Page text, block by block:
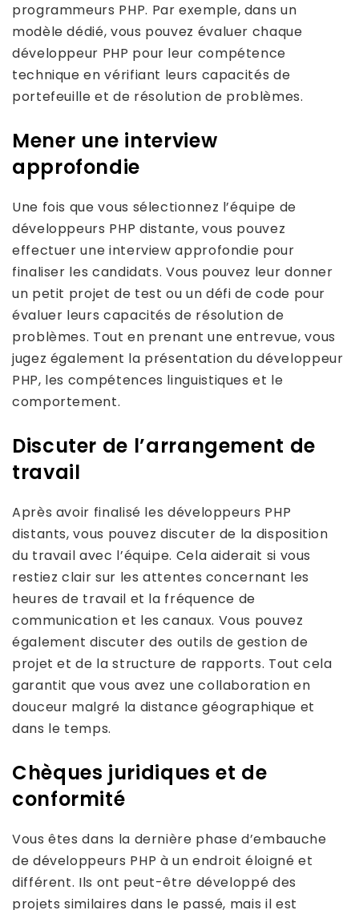
programmeurs PHP. Par exemple, dans un
modèle dédié, vous pouvez évaluer chaque
développeur PHP pour leur compétence
technique en vérifiant leurs capacités de
portefeuille et de résolution de problèmes.
Mener une interview
approfondie
Une fois que vous sélectionnez l’équipe de
développeurs PHP distante, vous pouvez
effectuer une interview approfondie pour
finaliser les candidats. Vous pouvez leur donner
un petit projet de test ou un défi de code pour
évaluer leurs capacités de résolution de
problèmes. Tout en prenant une entrevue, vous
jugez également la présentation du développeur
PHP, les compétences linguistiques et le
comportement.
Discuter de l’arrangement de
travail
Après avoir finalisé les développeurs PHP
distants, vous pouvez discuter de la disposition
du travail avec l’équipe. Cela aiderait si vous
restiez clair sur les attentes concernant les
heures de travail et la fréquence de
communication et les canaux. Vous pouvez
également discuter des outils de gestion de
projet et de la structure de rapports. Tout cela
garantit que vous avez une collaboration en
douceur malgré la distance géographique et
dans le temps.
Chèques juridiques et de
conformité
Vous êtes dans la dernière phase d’embauche
de développeurs PHP à un endroit éloigné et
différent. Ils ont peut-être développé des
projets similaires dans le passé, mais il est